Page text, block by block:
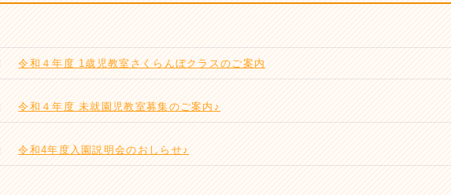
令和４年度 1歳児教室さくらんぼクラスのご案内
令和４年度 未就園児教室募集のご案内♪
令和4年度入園説明会のおしらせ♪